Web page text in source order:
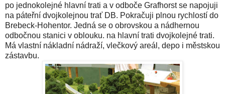
po jednokolejné hlavní trati a v odboče Grafhorst se napojuji
na páteřní dvojkolejnou trať DB. Pokračuji plnou rychlostí do
Brebeck-Hohentor. Jedná se o obrovskou a nádhernou
odbočnou stanici v oblouku. na hlavní trati dvojkolejné trati.
Má vlastní nákladní nádraží, vlečkový areál, depo i městskou
zástavbu.